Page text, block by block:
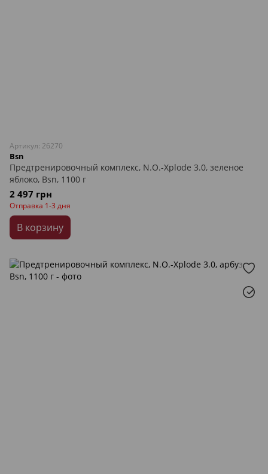
Артикул: 26270
Bsn
Предтренировочный комплекс, N.O.-Xplode 3.0, зеленое
яблоко, Bsn, 1100 г
2 497 грн
Отправка 1-3 дня
В корзину